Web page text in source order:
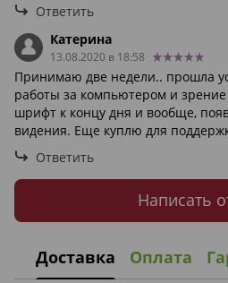
Ответить
Катерина
13.08.2020 в 18:58
Принимаю две недели.. прошла
работы за компьютером и
шрифт к концу дня и вообще,
видения. Еще куплю для
Ответить
Написать
Доставка Оплата